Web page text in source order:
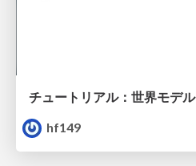
チュートリアル：世界モデル
hf149